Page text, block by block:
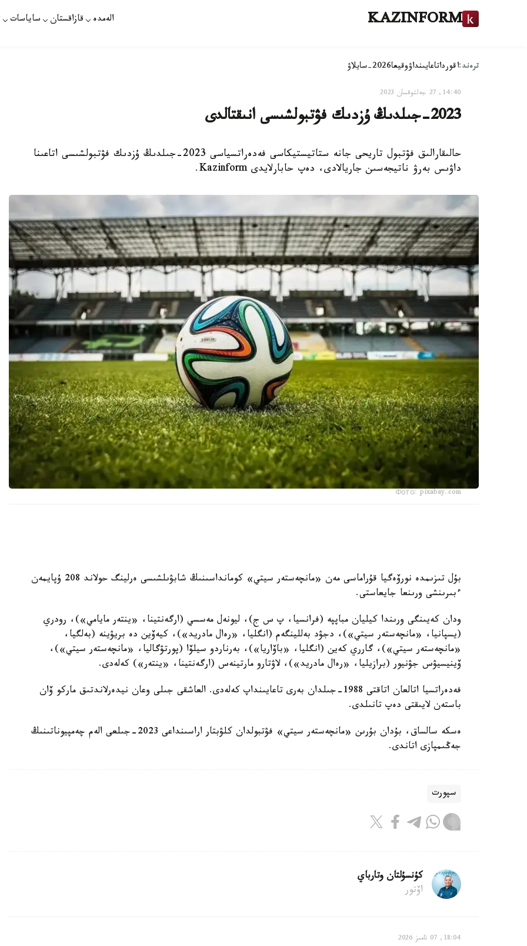
KAZINFORM الەمدە قازاقستان ساياسات
ترەند:اقورداتاعايىنداۋوقيعا2026-سايلاۋ
14:40, 27 جەلتوقسان 2023
2023-جىلدىڭ ۇزدىك فۋتبولشىسى انىقتالدى
حالىقارالىق فۋتبول تاريحى جانە ستاتيستيكاسى فەدەراتسياسى 2023-جىلدىڭ ۇزدىك فۋتبولشىسى اتاعىنا
داۋىس بەرۋ ناتيجەسىن جاريالادى، دەپ حابارلايدى Kazinform.
Фото: pixabay.com
بۇل تىزىمدە نورۆەگيا قۇراماسى مەن «مانچەستەر سيتي» كومانداسىنىڭ شابۋىلشىسى ەرلينگ حولاند 208 ۇپايمەن
ءبىرىنشى ورىنعا جايعاستى.
ودان كەيىنگى ورىندا كيليان مباپپە (فرانسيا، پ س ج)، ليونەل مەسسي (ارگەنتينا، «ينتەر مايامي»)، رودري
(يسپانيا، «مانچەستەر سيتي»)، دجۋد بەللينگەم (انگليا، «رەال مادريد»)، كيەۆين دە بريۋينە (بەلگيا،
«مانچەستەر سيتي»)، گارري كەين (انگليا، «باۆاريا»)، بەرناردو سيلۆا (پورتۋگاليا، «مانچەستەر سيتي»)،
ۆينيسيۋس جۋنيور (برازيليا، «رەال مادريد»)، لاۋتارو مارتينەس (ارگەنتينا، «ينتەر») كەلەدى.
فەدەراتسيا اتالعان اتاقتى 1988-جىلدان بەرى تاعايىنداپ كەلەدى. العاشقى جىلى وعان نيدەرلاندتىق ماركو ۆان
باستەن لايىقتى دەپ تانىلدى.
ەسكە سالساق، بۇدان بۇرىن «مانچەستەر سيتي» فۋتبولدان كلۋبتار اراسىنداعى 2023-جىلعى الەم چەمپيوناتىنىڭ
جەڭىمپازى اتاندى.
سپورت
كۇنسۇلتان وتارباي
اۆتور
18:04, 07 تامىز 2026